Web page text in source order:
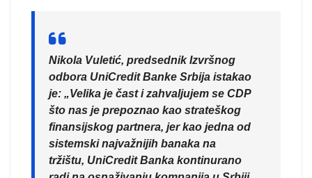
Nikola Vuletić, predsednik Izvršnog
odbora UniCredit Banke Srbija istakao
je: „Velika je čast i zahvaljujem se CDP
što nas je prepoznao kao strateškog
finansijskog partnera, jer kao jedna od
sistemski najvažnijih banaka na
tržištu, UniCredit Banka kontinurano